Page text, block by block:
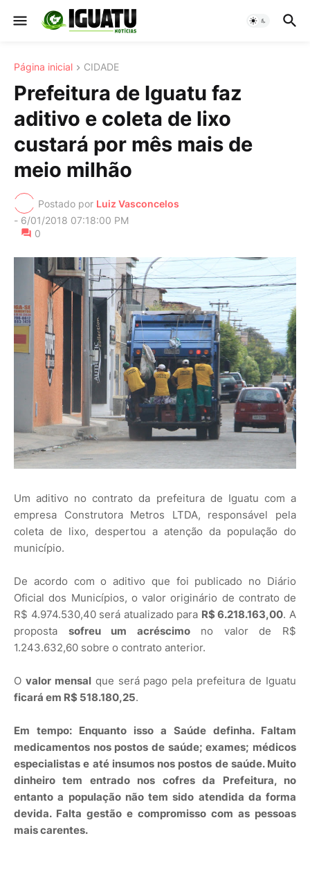
Página inicial CIDADE
Prefeitura de Iguatu faz
aditivo e coleta de lixo
custará por mês mais de
meio milhão
Postado por Luiz Vasconcelos
- 6/01/2018 07:18:00 PM
0
Um aditivo no contrato da prefeitura de Iguatu com a
empresa Construtora Metros LTDA, responsável pela
coleta de lixo, despertou a atenção da população do
município.
De acordo com o aditivo que foi publicado no Diário
Oficial dos Municípios, o valor originário de contrato de
R$ 4.974.530,40 será atualizado para R$ 6.218.163,00. A
proposta sofreu um acréscimo no valor de R$
1.243.632,60 sobre o contrato anterior.
O valor mensalque será pago pela prefeitura de Iguatu
ficará em R$ 518.180,25.
Em tempo: Enquanto isso a Saúde definha. Faltam
medicamentos nos postos de saúde; exames; médicos
especialistas e até insumos nos postos de saúde. Muito
dinheiro tem entrado nos cofres da Prefeitura, no
entanto a população não tem sido atendida da forma
devida. Falta gestão e compromisso com as pessoas
mais carentes.